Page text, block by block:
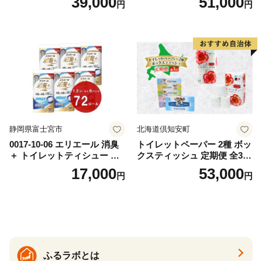
おもちゃ 拭き取り 手拭き 外
円
72ロール 全18種 花柄 プリン
ー 消耗品 備蓄 送料無料 北海
道 倶知安町 日用品
円
静岡県富士宮市
0017-10-06 エリエール 消臭
＋ トイレットティシュー し
っかり香るフレッシュクリア
の香り ダブル 12ロール×6パ
17,000円
北海道倶知安町
トイレットペーパー 2種 ボッ
クスティッシュ 定期便 全3
回 日本製 まとめ買い 防災
常備品 日用雑貨 消耗品 生活
53,000円
ふるラボとは